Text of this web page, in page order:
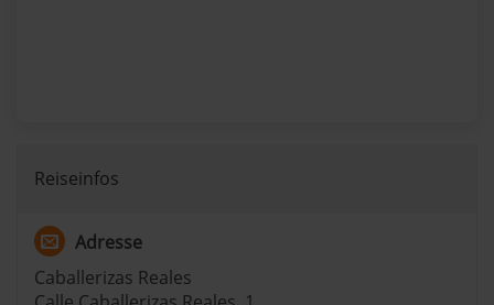
Reiseinfos
Adresse
Caballerizas Reales